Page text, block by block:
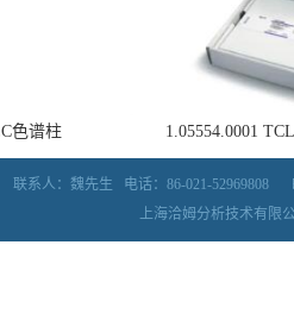
色谱柱 1.05554.0001
联系人：魏先生 电话：86-021-52969808
上海洽姆分析技术有限